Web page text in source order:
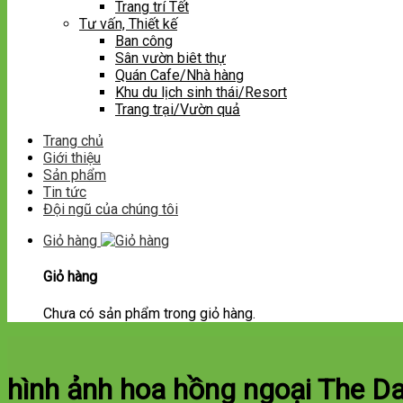
Trang trí Tết
Tư vấn, Thiết kế
Ban công
Sân vườn biêt thự
Quán Cafe/Nhà hàng
Khu du lịch sinh thái/Resort
Trang trại/Vườn quả
Trang chủ
Giới thiệu
Sản phẩm
Tin tức
Đội ngũ của chúng tôi
Giỏ hàng
Giỏ hàng
Chưa có sản phẩm trong giỏ hàng.
hình ảnh hoa hồng ngoại The